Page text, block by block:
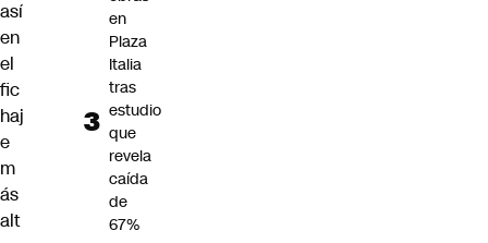
así
en
el
fic
haj
e
m
ás
alt
en
Plaza
Italia
tras
estudio
que
revela
caída
de
67%